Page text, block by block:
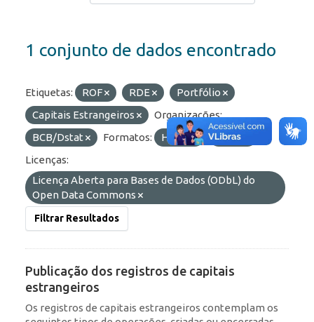
1 conjunto de dados encontrado
Etiquetas: ROF RDE
Portfólio
Capitais Estrangeiros
Organizações:
BCB/Dstat
Formatos: HTML
JSON
Licenças:
Licença Aberta para Bases de Dados (ODbL) do
Open Data Commons
Filtrar Resultados
Publicação dos registros de capitais
estrangeiros
Os registros de capitais estrangeiros contemplam os